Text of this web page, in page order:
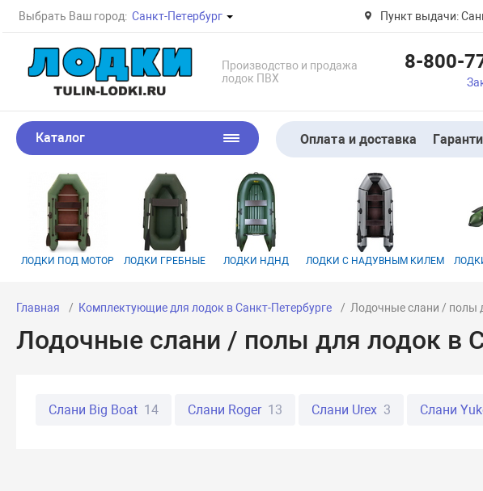
Выбрать Ваш город: Санкт-Петербург Пункт выдачи:
Производство и продажа
лодок ПВХ
8-800-
Каталог Оплата и доставка
ЛОДКИ ПОД МОТОР ЛОДКИ ГРЕБНЫЕ ЛОДКИ НДНД ЛОДКИ С НАДУВНЫМ КИЛЕМ
Главная Комплектующие для лодок в Санкт-Петербурге Лодочные слани / полы
Лодочные слани / полы для лодок в
Слани Big Boat 14 Слани Roger 13 Слани Urex 3 Слани